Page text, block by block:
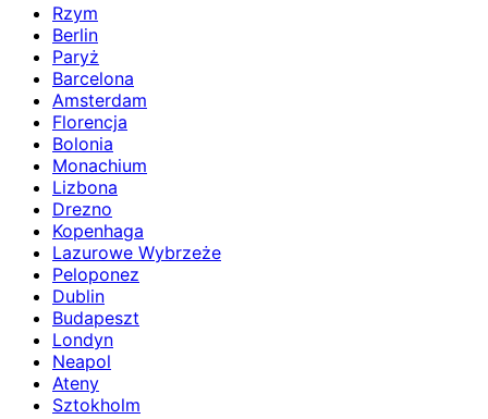
Rzym
Berlin
Paryż
Barcelona
Amsterdam
Florencja
Bolonia
Monachium
Lizbona
Drezno
Kopenhaga
Lazurowe Wybrzeże
Peloponez
Dublin
Budapeszt
Londyn
Neapol
Ateny
Sztokholm